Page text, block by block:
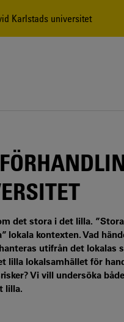
Karlstads universitet
det stora i det lilla.
kontexten. Vad
utifrån det lokalas
lilla lokalsamhället för
Vi vill undersöka
lilla.